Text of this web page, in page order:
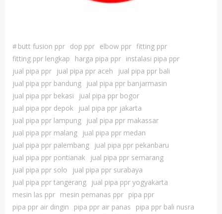
#butt fusion ppr dop ppr elbow ppr fitting ppr
fitting ppr lengkap
harga pipa ppr instalasi pipa ppr
jual pipa ppr
jual pipa ppr aceh
jual pipa ppr bali
jual pipa ppr bandung
jual pipa ppr banjarmasin
jual pipa ppr bekasi
jual pipa ppr bogor
jual pipa ppr depok
jual pipa ppr jakarta
jual pipa ppr lampung
jual pipa ppr makassar
jual pipa ppr malang
jual pipa ppr medan
jual pipa ppr palembang
jual pipa ppr pekanbaru
jual pipa ppr pontianak
jual pipa ppr semarang
jual pipa ppr solo
jual pipa ppr surabaya
jual pipa ppr tangerang
jual pipa ppr yogyakarta
mesin las ppr mesin pemanas ppr pipa ppr
pipa ppr air dingin
pipa ppr air panas
pipa ppr bali nusra